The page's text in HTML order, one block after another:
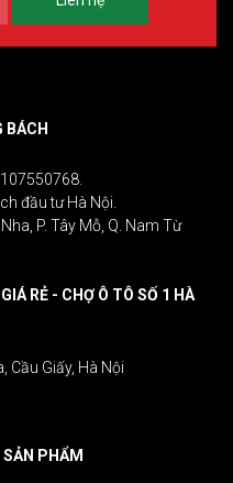
BÁCH
đầu tư Hà Nội.
P. Tây Mỗ, Q. Nam Từ
RẺ - CHỢ Ô TÔ SỐ 1 HÀ
Cầu Giấy, Hà Nội
SẢN PHẨM